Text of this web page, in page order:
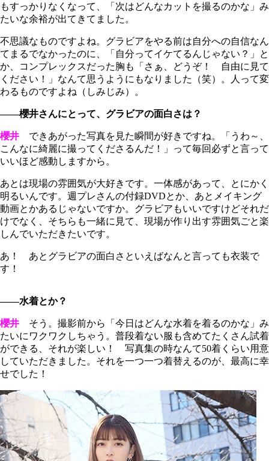
もすっかりなくなって、「次はどんなカットを撮るのかな」み
たいな余裕が出てきてました。
不思議なものですよね。グラビアをやる前は自分への自信なん
てまるでなかったのに、「自分ってイケてるんじゃない？」と
か、コンプレックスだった胸も「さぁ、どうぞ！ 自由に見て
ください！」なんて思うようにもなりました（笑）。人って変
わるものですよね（しみじみ）。
――櫻井さんにとって、グラビアの面白さは？
櫻井 できあがった写真を見た瞬間が好きですね。「うわ～、
こんなに綺麗に撮ってくださるんだ！」って毎回必ずと言って
いいほど感動しますから。
あとは現場の雰囲気が大好きです。一体感があって、とにかく
明るいんです。週プレさんの付録DVDとか、あとメイキング
動画とかあるじゃないですか。グラビアもいいですけどそれだ
けでなく、そちらも一緒に見て、現場が作り出す雰囲気ごと楽
しんでいただきたいです。
あ！ あとグラビアの面白さといえばなんと言っても衣装で
す！
――水着とか？
櫻井 そう。撮影前から「今日はどんな水着を着るのかな」み
たいにワクワクしちゃう。普段着ない服も含めてたくさん試着
ができる、それが楽しい！ 写真集の時なんて50着くらい用意
していただきました。それを一つ一つ着替えるのが、最高に幸
せでした！